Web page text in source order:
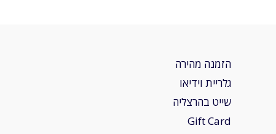
הזמנה מהירה
גלריית וידיאו
שייט בהרצליה
Gift Card